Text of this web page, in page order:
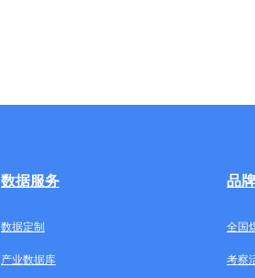
数据服务 品
数据定制 全国
产业数据库 考察